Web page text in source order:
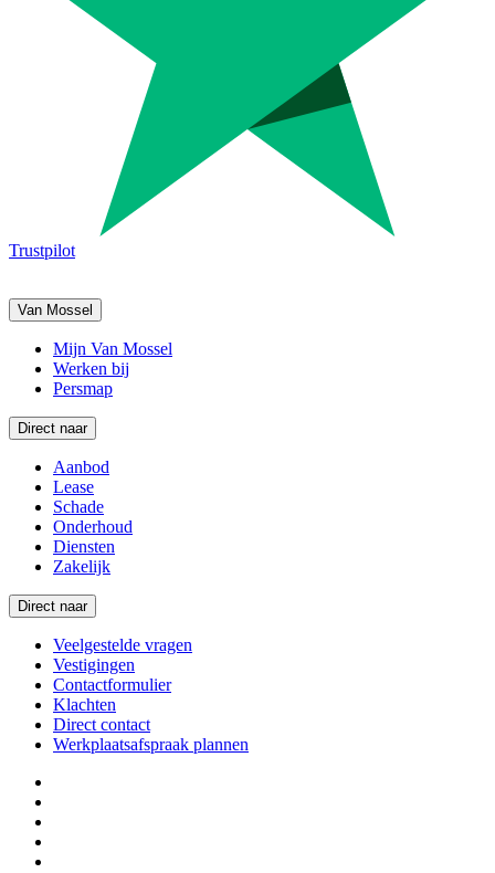
Trustpilot
Van Mossel
Mijn Van Mossel
Werken bij
Persmap
Direct naar
Aanbod
Lease
Schade
Onderhoud
Diensten
Zakelijk
Direct naar
Veelgestelde vragen
Vestigingen
Contactformulier
Klachten
Direct contact
Werkplaatsafspraak plannen